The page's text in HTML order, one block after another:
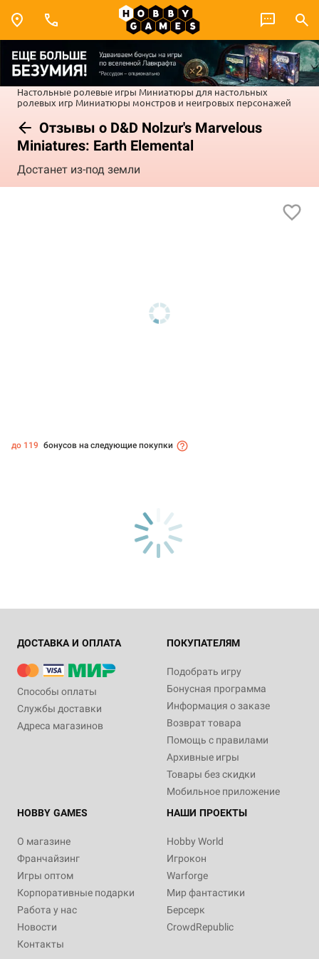
Настольные ролевые игры Миниатюры для настольных
ролевых игр Миниатюры монстров и неигровых персонажей
Отзывы о D&D Nolzur's Marvelous
Miniatures: Earth Elemental
Достанет из-под земли
до 119 бонусов на следующие покупки
ДОСТАВКА И ОПЛАТА
Способы оплаты
Службы доставки
Адреса магазинов
ПОКУПАТЕЛЯМ
Подобрать игру
Бонусная программа
Информация о заказе
Возврат товара
Помощь с правилами
Архивные игры
Товары без скидки
Мобильное приложение
HOBBY GAMES
О магазине
Франчайзинг
Игры оптом
Корпоративные подарки
Работа у нас
Новости
Контакты
НАШИ ПРОЕКТЫ
Hobby World
Игрокон
Warforge
Мир фантастики
Берсерк
CrowdRepublic